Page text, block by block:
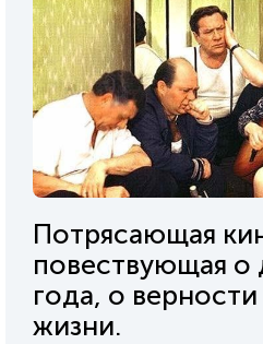
Потрясающая
повествующая о
года, о
жизни.